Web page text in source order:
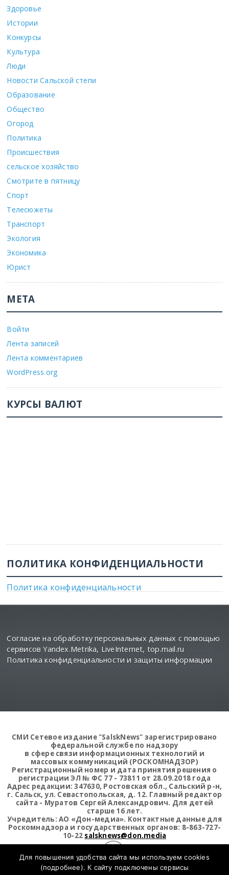
Здоровье
Истории
Конкурсы
Культура
Люди
Новости Сальской степи
Образование
Общество
Огород
Политика
Происшествия
сельское хозяйство
Смотрите в пятницу
Спорт
Телесюжеты
Транспорт
Экология
Экономика
Юрист
МЕТА
Войти
Лента записей
Лента комментариев
WordPress.org
КУРСЫ ВАЛЮТ
ПОЛИТИКА КОНФИДЕНЦИАЛЬНОСТИ
Политика конфиденциальности
Согласие на обработку персональных данных с помощью
сервисов Yandex.Metrika, LiveInternet, top.mail.ru
Политика конфиденциальности и защиты информации
СМИ Сетевое издание "SalskNews" зарегистрировано
федеральной службе по надзору
в сфере связи информационных технологий и
массовых коммуникаций (РОСКОМНАДЗОР)
Регистрационный номер и дата принятия решения о
регистрации ЭЛ № ФС 77 - 73811 от 28.09.2018 года
Адрес редакции: 347630, Ростовская обл., Сальский р-н,
г. Сальск, ул. Севастопольская, д. 12. Главный редактор
сайта - Муратов Сергей Александрович. Для детей
старше 16 лет.
Учредитель: АО «Дон-медиа». Контактные данные для
Роскомнадзора и государственных органов: 8-863-727-
10-22 salsknews@don.media
Открыть статистику сайта
Для повышения удобства сайта мы используем cookies
(подробнее). К сайту подключены сервисы